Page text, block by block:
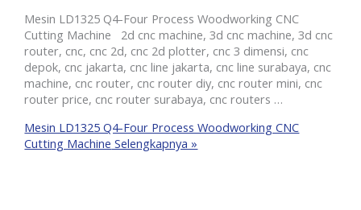
Mesin LD1325 Q4-Four Process Woodworking CNC
Cutting Machine 2d cnc machine, 3d cnc machine, 3d cnc
router, cnc, cnc 2d, cnc 2d plotter, cnc 3 dimensi, cnc
depok, cnc jakarta, cnc line jakarta, cnc line surabaya, cnc
machine, cnc router, cnc router diy, cnc router mini, cnc
router price, cnc router surabaya, cnc routers …
Mesin LD1325 Q4-Four Process Woodworking CNC
Cutting Machine Selengkapnya »